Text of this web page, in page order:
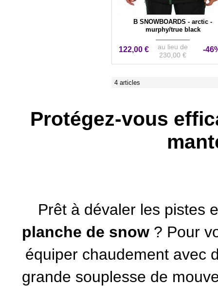
B SNOWBOARDS - arctic -
murphy/true black
122,00 €
au lieu de
230,00 €
-
4 articles
Protégez-vous
Prêt à dévaler les pistes
planche de snow ? Pour
équiper chaudement avec
grande souplesse de